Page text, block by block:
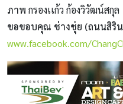
ภาพ กรองเเก้ว ก้องวิวัฒน์สกุล
ขอขอบคุณ ช่างชุ่ย (ถนนสิริน
www.facebook.com/